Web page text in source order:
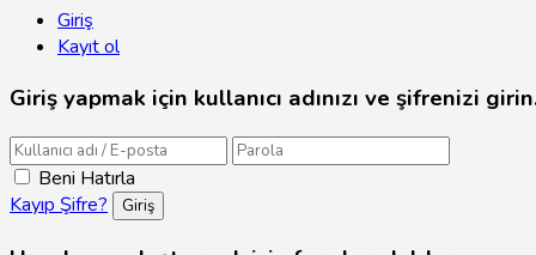
Giriş
Kayıt ol
Giriş yapmak için kullanıcı adınızı ve şifrenizi
Beni Hatırla
Kayıp Şifre?